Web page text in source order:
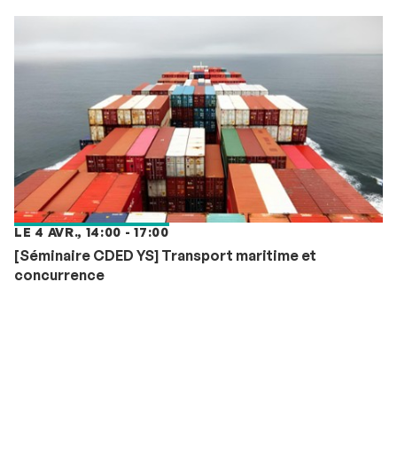
LE 4 AVR., 14:00 - 17:00
[Séminaire CDED YS] Transport maritime et
concurrence